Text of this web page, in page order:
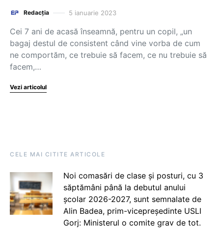
Redacția 5 ianuarie 2023
Cei 7 ani de acasă înseamnă, pentru un copil, „un
bagaj destul de consistent când vine vorba de cum
ne comportăm, ce trebuie să facem, ce nu trebuie să
facem,…
Vezi articolul
CELE MAI CITITE ARTICOLE
Noi comasări de clase și posturi, cu 3
săptămâni până la debutul anului
școlar 2026-2027, sunt semnalate de
Alin Badea, prim-vicepreședinte USLI
Gorj: Ministerul o comite grav de tot.